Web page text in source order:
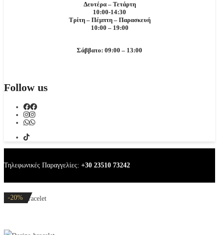
Δευτέρα – Τετάρτη
10:00-14:30
Τρίτη – Πέμπτη – Παρασκευή
10:00 – 19:00
Σάββατο: 09:00 – 13:00
Follow us
Τηλεφωνικές Παραγγελίες: +30 23510 73242
Dorina bracelet
-20%
-20%
-20%
-37%
-20%